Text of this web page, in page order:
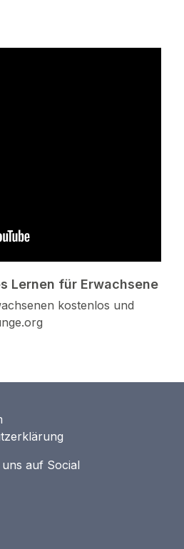
Lernen für Erwachsene
kostenlos und
uns auf Social